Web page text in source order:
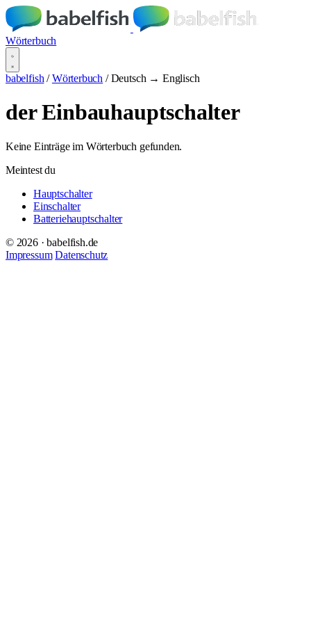
Wörterbuch
babelfish / Wörterbuch / Deutsch → Englisch
der Einbauhauptschalter
Keine Einträge im Wörterbuch gefunden.
Meintest du
Hauptschalter
Einschalter
Batteriehauptschalter
© 2026 · babelfish.de
Impressum Datenschutz